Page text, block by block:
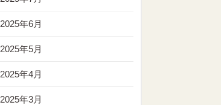
2025年6月
2025年5月
2025年4月
2025年3月